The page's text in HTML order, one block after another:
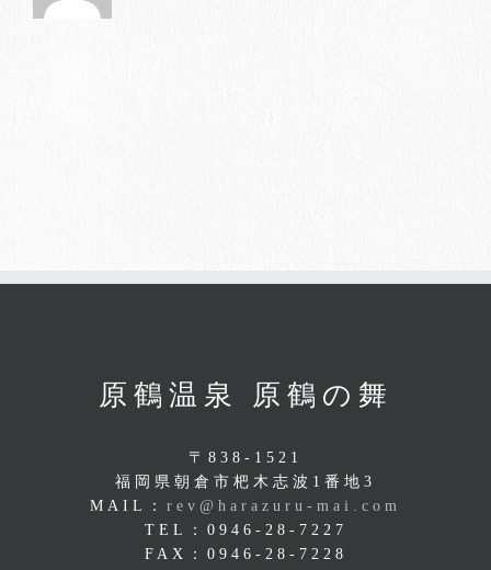
原鶴温泉 原鶴の舞
〒838-1521
福岡県朝倉市杷木志波1番地3
MAIL： rev@harazuru-mai.com
TEL：0946-28-7227
FAX：0946-28-7228